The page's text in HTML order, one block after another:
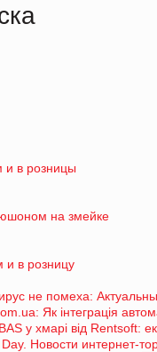
и в розницы
на змейке
и в розницу
не помеха:
Як інтеграція
у хмарі від Rentsoft:
Новости интернет-